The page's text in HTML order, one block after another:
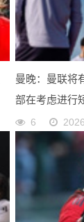
曼晚：曼联将
部在考虑进行
6